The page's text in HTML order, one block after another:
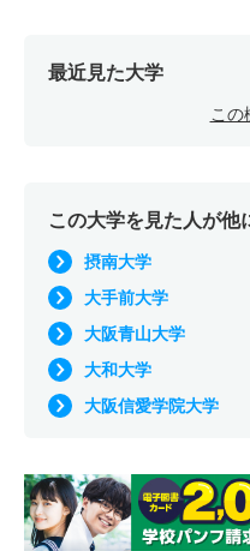
最近見た大学
この
この大学を見た人が他
摂南大学
大手前大学
大阪青山大学
大和大学
大阪信愛学院大学